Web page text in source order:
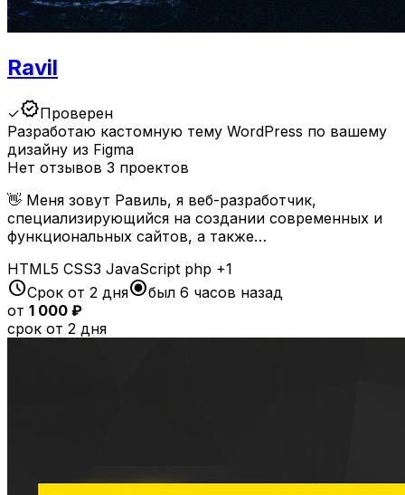
Ravil
✓verifiedПроверен
Разработаю кастомную тему WordPress по вашему
дизайну из Figma
Нет отзывов 3 проектов
👋 Меня зовут Равиль, я веб-разработчик,
специализирующийся на создании современных и
функциональных сайтов, а также…
HTML5 CSS3 JavaScript php +1
scheduleСрок от 2 дняradio_button_checkedбыл 6 часов назад
от 1 000 ₽
срок от 2 дня